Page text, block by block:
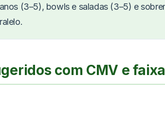
(3–5), bowls e saladas (3–5) e
com CMV e